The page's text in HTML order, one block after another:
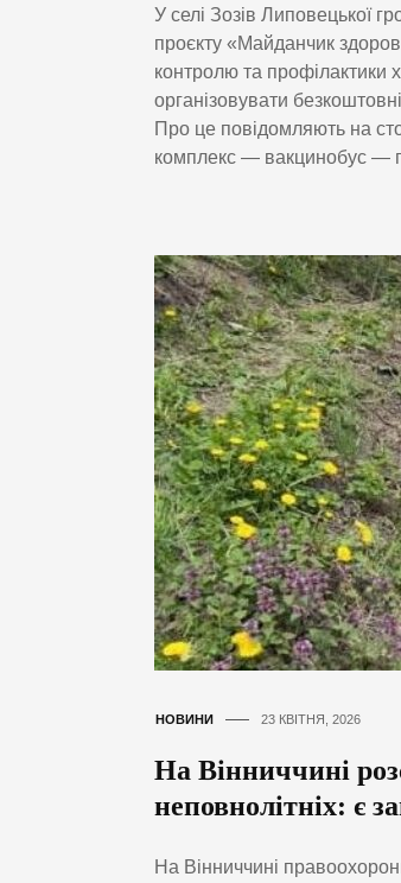
У селі Зозів Липовецької
проєкту «Майданчик
контролю та профілактики
організовувати
Про це повідомляють на
комплекс — вакцинобус —
НОВИНИ 23 КВІТНЯ, 2026
На Вінниччині
неповнолітніх: є
На Вінниччині